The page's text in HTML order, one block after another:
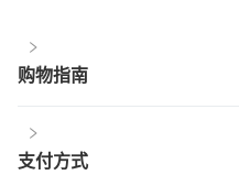
购物指南
支付方式